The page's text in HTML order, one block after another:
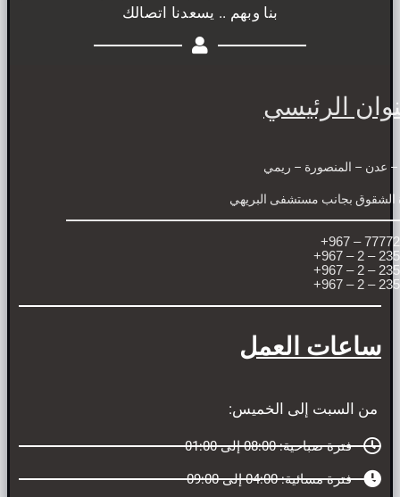
بنا وبهم .. يسعدنا اتصالك
العنوان الرئيسي
اليمن – عدن – المنصورة – ريمي
عمارة الشقوق بجانب مستشفى البريهي
777722184 – 967+
2358163 – 2 – 967+
2358164 – 2 – 967+
2358164 – 2 – 967+
ساعات العمل
من السبت إلى الخميس:
فترة صباحية: 08:00 إلى 01:00
فترة مسائية: 04:00 إلى 09:00